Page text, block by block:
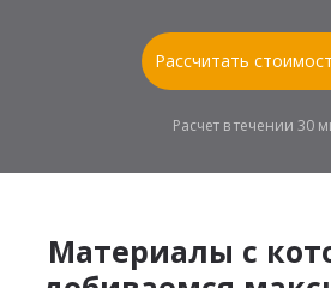
Рассчитать
Расчет в течении 30
Материалы с